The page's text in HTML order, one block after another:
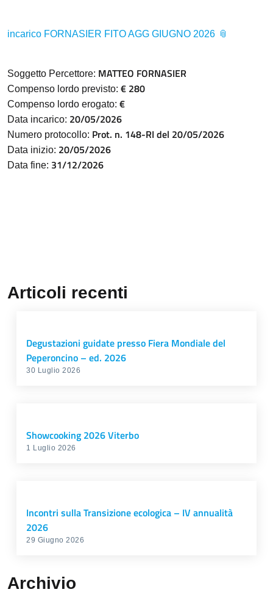
incarico FORNASIER FITO AGG GIUGNO 2026
Soggetto Percettore: MATTEO FORNASIER
Compenso lordo previsto: € 280
Compenso lordo erogato: €
Data incarico: 20/05/2026
Numero protocollo: Prot. n. 148-RI del 20/05/2026
Data inizio: 20/05/2026
Data fine: 31/12/2026
Articoli recenti
Degustazioni guidate presso Fiera Mondiale del
Peperoncino – ed. 2026
30 Luglio 2026
Showcooking 2026 Viterbo
1 Luglio 2026
Incontri sulla Transizione ecologica – IV annualità
2026
29 Giugno 2026
Archivio